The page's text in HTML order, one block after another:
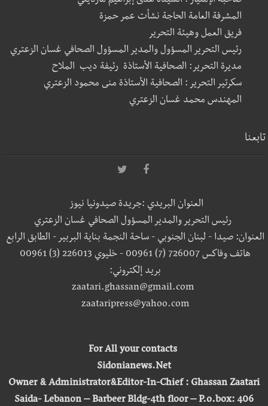
المشرفة العامة الحاجة نشأت عمر حمزة
فريق العمل وهيئة التحرير
رئيس التحرير المسؤول والمدير المسؤول الصحافي غسان الزعتري
مديرة التحرير: الصحافية الأستاذة رئيفة ديب الملاح
سكرتير التحرير : الصحافية الأستاذة منى محمود الزعتري
المهندس محمد غسان الزعتري
تابعنا
العنوان البريدي :جريدة صيدونيا نيوز
رئيس التحرير والمدير المسؤول الصحافي غسان الزعتري
العنوان: صيدا - لبنان الجنوبي - ساحة النجمة بناية البربير - الطابق الرابع
هاتف وفاكس 726007 (7) 00961 - خليوي 226013 (3) 00961
بريد إلكتروني:
zaatari.ghassan@gmail.com
zaataripress@yahoo.com
For All your contacts
Sidonianews.Net
Owner & Administrator&Editor-In-Chief : Ghassan Zaatari
Saida- Lebanon – Barbeer Bldg-4th floor – P.o.box: 406